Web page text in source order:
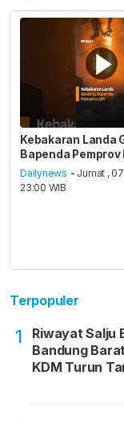
Kebakaran Landa
Bapenda Pemprov
Dailynews - Jumat ,
23:00 WIB
Terpopuler
1
Riwayat Salju
Bandung
KDM Turun